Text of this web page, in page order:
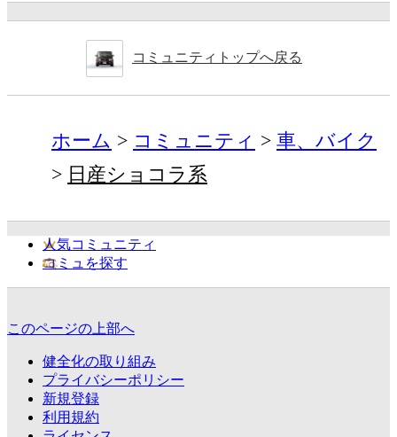
コミュニティトップへ戻る
ホーム コミュニティ
車、バイク
日産ショコラ系
人気コミュニティ
コミュを探す
このページの上部へ
健全化の取り組み
プライバシーポリシー
新規登録
利用規約